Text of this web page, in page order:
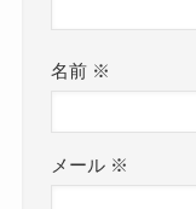
名前 ※
メール ※